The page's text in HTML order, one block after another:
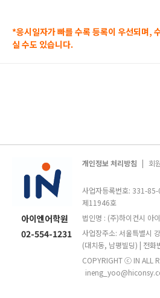
*응시일자가 빠를 수록 등록이 우선되며,
실 수도 있습니다.
아이엔어학원
02-554-1231
개인정보 처리방침 | 회
사업자등록번호: 331-
제11946호
법인명 : (주)하이컨시 아
사업장주소: 서울특별시
(대치동, 남평빌딩) | 전
COPYRIGHT ⓒ IN ALL